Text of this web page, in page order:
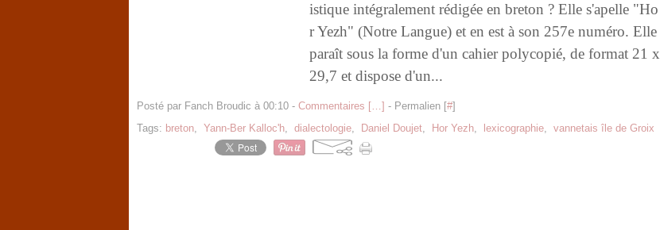
istique intégralement rédigée en breton ? Elle s'apelle "Ho
r Yezh" (Notre Langue) et en est à son 257e numéro. Elle
paraît sous la forme d'un cahier polycopié, de format 21 x
29,7 et dispose d'un...
Posté par Fanch Broudic à 00:10 - Commentaires […] - Permalien [#]
Tags: breton, Yann-Ber Kalloc'h, dialectologie, Daniel Doujet, Hor Yezh, lexicographie, vannetais île de Groix